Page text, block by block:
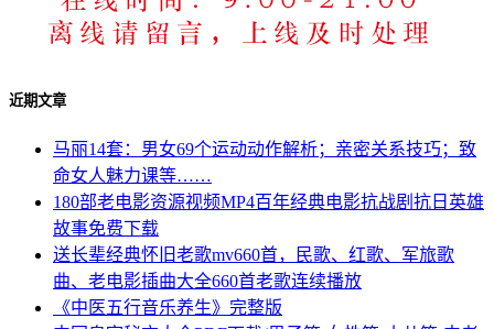
近期文章
马丽14套：男女69个运动动作解析；亲密关系技巧；致
命女人魅力课等……
180部老电影资源视频MP4百年经典电影抗战剧抗日英雄
故事免费下载
送长辈经典怀旧老歌mv660首，民歌、红歌、军旅歌
曲、老电影插曲大全660首老歌连续播放
《中医五行音乐养生》完整版